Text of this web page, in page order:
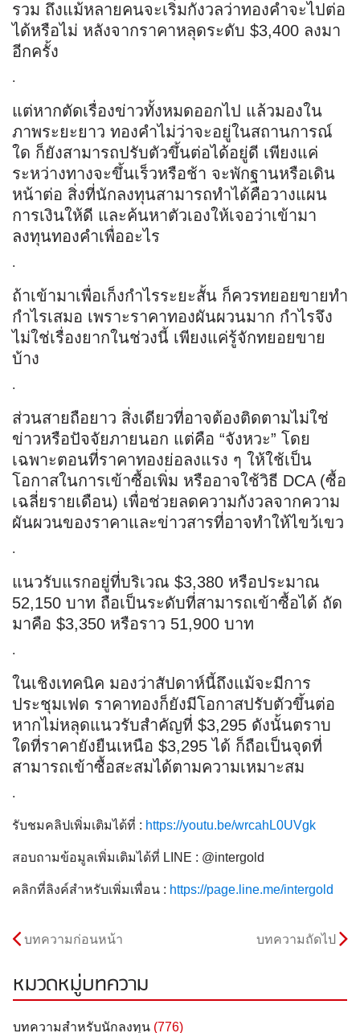
รวม ถึงแม้หลายคนจะเริ่มกังวลว่าทองคำจะไปต่อ
ได้หรือไม่ หลังจากราคาหลุดระดับ $3,400 ลงมา
อีกครั้ง
.
แต่หากตัดเรื่องข่าวทั้งหมดออกไป แล้วมองใน
ภาพระยะยาว ทองคำไม่ว่าจะอยู่ในสถานการณ์
ใด ก็ยังสามารถปรับตัวขึ้นต่อได้อยู่ดี เพียงแค่
ระหว่างทางจะขึ้นเร็วหรือช้า จะพักฐานหรือเดิน
หน้าต่อ สิ่งที่นักลงทุนสามารถทำได้คือวางแผน
การเงินให้ดี และค้นหาตัวเองให้เจอว่าเข้ามา
ลงทุนทองคำเพื่ออะไร
.
ถ้าเข้ามาเพื่อเก็งกำไรระยะสั้น ก็ควรทยอยขายทำ
กำไรเสมอ เพราะราคาทองผันผวนมาก กำไรจึง
ไม่ใช่เรื่องยากในช่วงนี้ เพียงแค่รู้จักทยอยขาย
บ้าง
.
ส่วนสายถือยาว สิ่งเดียวที่อาจต้องติดตามไม่ใช่
ข่าวหรือปัจจัยภายนอก แต่คือ “จังหวะ” โดย
เฉพาะตอนที่ราคาทองย่อลงแรง ๆ ให้ใช้เป็น
โอกาสในการเข้าซื้อเพิ่ม หรืออาจใช้วิธี DCA (ซื้อ
เฉลี่ยรายเดือน) เพื่อช่วยลดความกังวลจากความ
ผันผวนของราคาและข่าวสารที่อาจทำให้ไขว้เขว
.
แนวรับแรกอยู่ที่บริเวณ $3,380 หรือประมาณ
52,150 บาท ถือเป็นระดับที่สามารถเข้าซื้อได้ ถัด
มาคือ $3,350 หรือราว 51,900 บาท
.
ในเชิงเทคนิค มองว่าสัปดาห์นี้ถึงแม้จะมีการ
ประชุมเฟด ราคาทองก็ยังมีโอกาสปรับตัวขึ้นต่อ
หากไม่หลุดแนวรับสำคัญที่ $3,295 ดังนั้นตราบ
ใดที่ราคายังยืนเหนือ $3,295 ได้ ก็ถือเป็นจุดที่
สามารถเข้าซื้อสะสมได้ตามความเหมาะสม
.
รับชมคลิปเพิ่มเติมได้ที่ : https://youtu.be/wrcahL0UVgk
สอบถามข้อมูลเพิ่มเติมได้ที่ LINE : @intergold
คลิกที่ลิงค์สำหรับเพิ่มเพื่อน : https://page.line.me/intergold
บทความก่อนหน้า บทความถัดไป
หมวดหมู่บทความ
บทความสำหรับนักลงทุน (776)